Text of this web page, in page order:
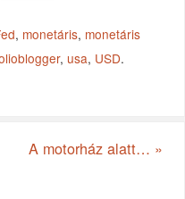
, monetáris, monetáris
, usa, USD.
A motorház alatt… »